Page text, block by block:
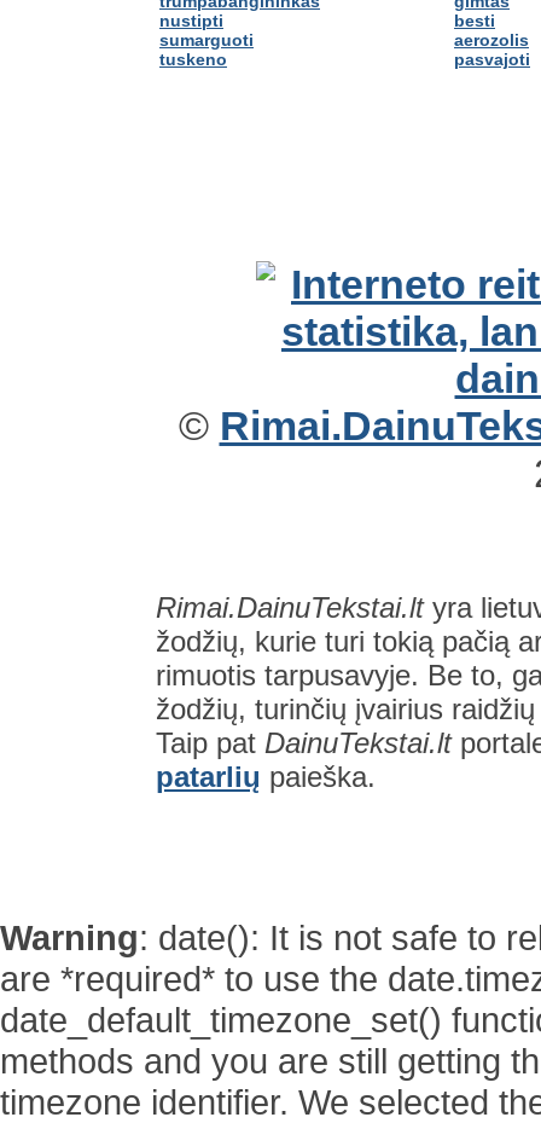
nustipti
sumarguoti
tuskeno
besti
aerozolis
pasvajoti
©
Rimai.DainuTekstai.ltyra
žodžių, kurie turi tokią pačią
rimuotis tarpusavyje. Be to,
žodžių, turinčių įvairius
Taip pat DainuTekstai.lt
patarlių paieška.
Warning: date(): It is not safe to
are *required* to use the
date_default_timezone_set()
methods and you are still getting
timezone identifier. We selected